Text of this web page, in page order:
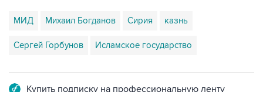
МИД Михаил Богданов Сирия казнь
Сергей Горбунов Исламское государство
Купить подписку на профессиональную ленту